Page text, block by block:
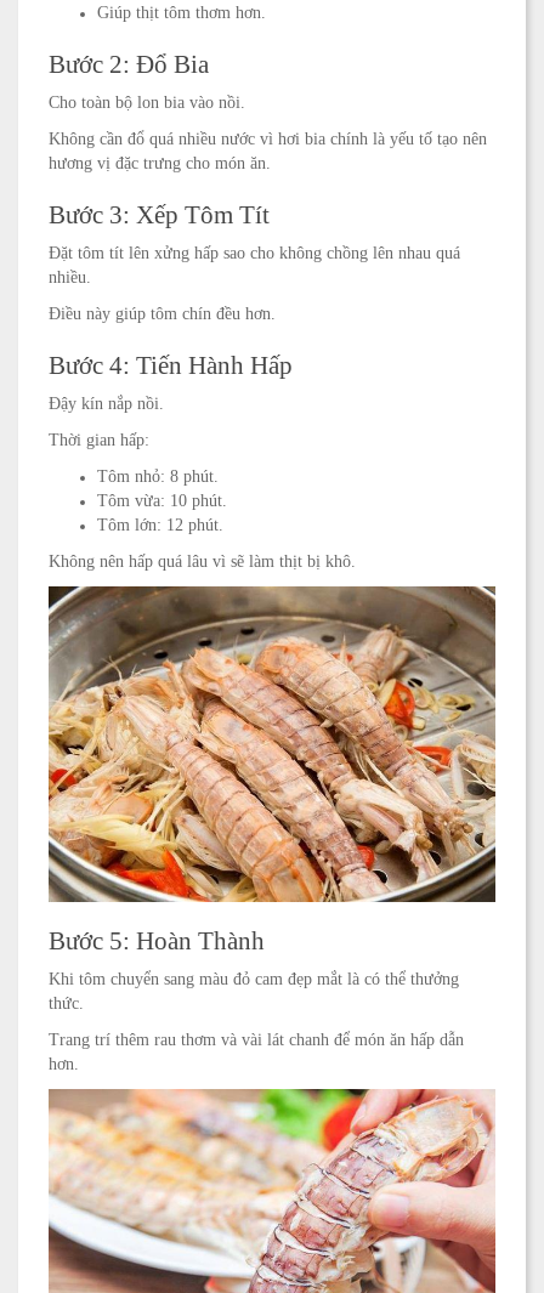
Giúp thịt tôm thơm hơn.
Bước 2: Đổ Bia
Cho toàn bộ lon bia vào nồi.
Không cần đổ quá nhiều nước vì hơi bia chính là yếu tố tạo nên
hương vị đặc trưng cho món ăn.
Bước 3: Xếp Tôm Tít
Đặt tôm tít lên xửng hấp sao cho không chồng lên nhau quá
nhiều.
Điều này giúp tôm chín đều hơn.
Bước 4: Tiến Hành Hấp
Đậy kín nắp nồi.
Thời gian hấp:
Tôm nhỏ: 8 phút.
Tôm vừa: 10 phút.
Tôm lớn: 12 phút.
Không nên hấp quá lâu vì sẽ làm thịt bị khô.
Bước 5: Hoàn Thành
Khi tôm chuyển sang màu đỏ cam đẹp mắt là có thể thưởng
thức.
Trang trí thêm rau thơm và vài lát chanh để món ăn hấp dẫn
hơn.